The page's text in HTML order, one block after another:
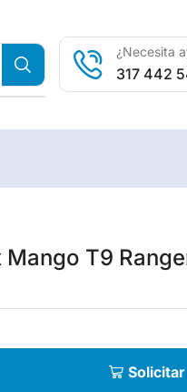
¿Necesita
317 442
Mango T9